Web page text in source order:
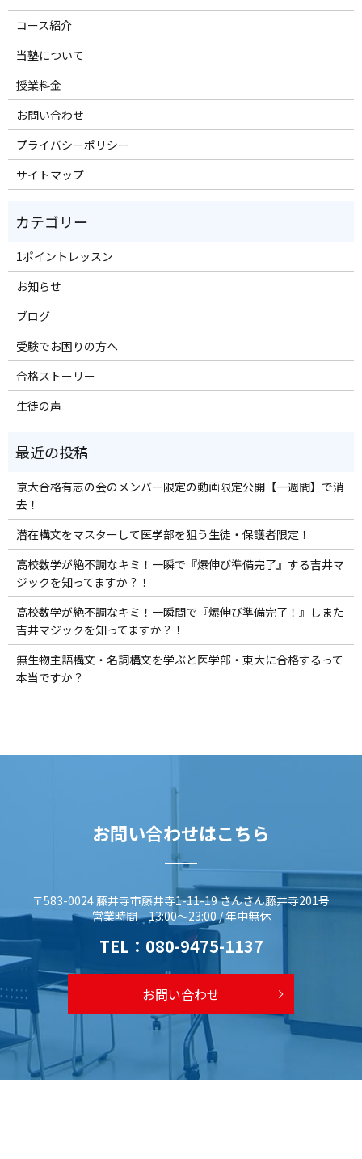
コース紹介
当塾について
授業料金
お問い合わせ
プライバシーポリシー
サイトマップ
1ポイントレッスン
お知らせ
ブログ
受験でお困りの方へ
合格ストーリー
生徒の声
京大合格有志の会のメンバー限定の動画限定公開【一週間】で消
去！
潜在構文をマスターして医学部を狙う生徒・保護者限定！
高校数学が絶不調なキミ！一瞬で『爆伸び準備完了』する吉井マ
ジックを知ってますか？！
高校数学が絶不調なキミ！一瞬間で『爆伸び準備完了！』しまた
吉井マジックを知ってますか？！
無生物主語構文・名詞構文を学ぶと医学部・東大に合格するって
本当ですか？
お問い合わせはこちら
〒583-0024 藤井寺市藤井寺1-11-19 さんさん藤井寺201号
営業時間 13:00～23:00 / 年中無休
TEL： 080-9475-1137
お問い合わせ